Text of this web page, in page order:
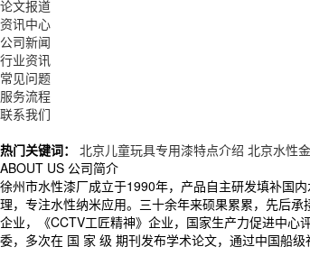
论文报道
资讯中心
公司新闻
行业资讯
常见问题
服务流程
联系我们
热门关键词：
北京儿童玩具专用漆特点介绍 北京水性
ABOUT US 公司简介
徐州市水性漆厂成立于1990年，产品自主研发填补国
理，专注水性纳米应用。三十余年来硕果累累，先后
企业，《CCTV工匠精神》企业，国家生产力促进中心
委，多次在 国 家 级 期刊发布学术论文，通过中国船